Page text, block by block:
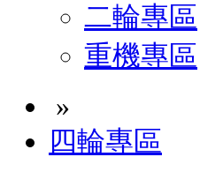
二輪專區
重機專區
»
四輪專區